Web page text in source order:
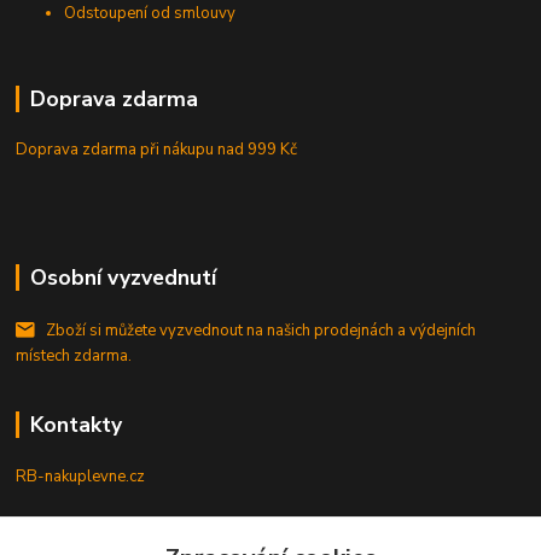
Odstoupení od smlouvy
Doprava zdarma
Doprava zdarma při nákupunad 999 Kč
Osobní vyzvednutí
Zboží si můžete vyzvednout na našich prodejnách a výdejních
místech zdarma.
Kontakty
RB-nakuplevne.cz